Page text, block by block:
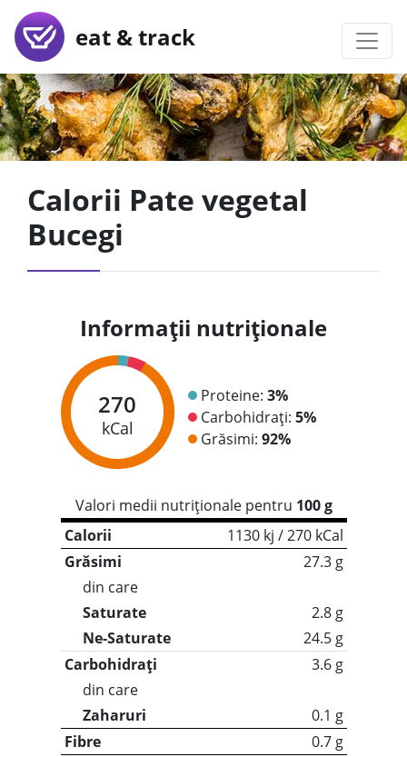
eat & track
Calorii Pate vegetal
Bucegi
Informații nutriționale
270
kCal
Proteine: 3%
Carbohidrați: 5%
Grăsimi: 92%
Valori medii nutriționale pentru 100 g
Calorii
1130 kj / 270 kCal
Grăsimi
27.3 g
din care
Saturate
2.8 g
Ne-Saturate
24.5 g
Carbohidrați
3.6 g
din care
Zaharuri
0.1 g
Fibre
0.7 g